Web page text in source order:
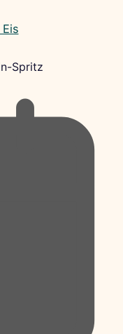
Spritz